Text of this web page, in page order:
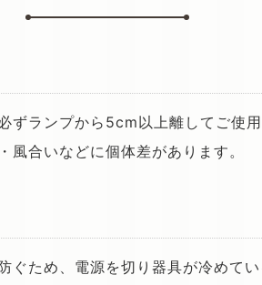
ずランプから5cm以上離してご使用
合いなどに個体差があります。
ため、電源を切り器具が冷めてい